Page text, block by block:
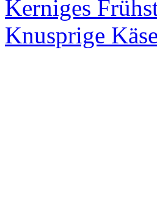
Kerniges
Knusprige